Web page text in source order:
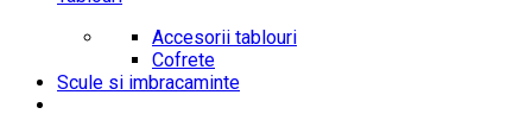
Accesorii tablouri
Cofrete
Scule si imbracaminte